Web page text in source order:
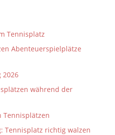
Tennisplatz
Abenteuerspielplätze
2026
während der
Tennisplätzen
Tennisplatz richtig walzen